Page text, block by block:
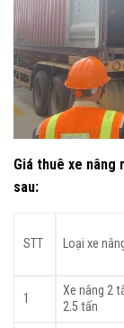
Giá thuê xe nâng
sau:
STT Loại xe
1
Xe nâng 2
2.5 tấn